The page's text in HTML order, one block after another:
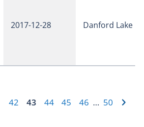
2017-12-28 Danford Lake
42 43 44 45 46 … 50